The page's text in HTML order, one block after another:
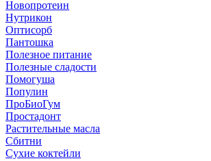
Новопротеин
Нутрикон
Оптисорб
Пантошка
Полезное питание
Полезные сладости
Помогуша
Популин
ПроБиоГум
Простадонт
Растительные масла
Сбитни
Сухие коктейли